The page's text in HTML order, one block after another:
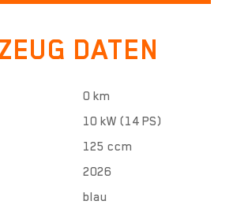
DATEN
0 km
10 kW (14 PS)
125 ccm
2026
blau